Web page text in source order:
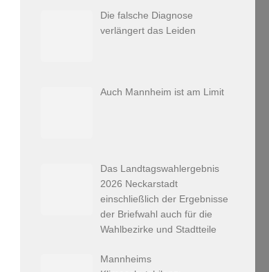
Die falsche Diagnose
verlängert das Leiden
Auch Mannheim ist am Limit
Das Landtagswahlergebnis
2026 Neckarstadt
einschließlich der Ergebnisse
der Briefwahl auch für die
Wahlbezirke und Stadtteile
Mannheims